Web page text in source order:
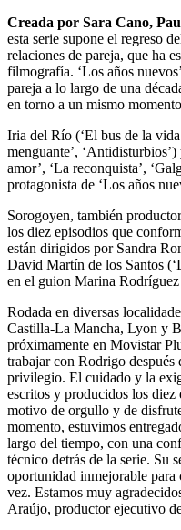
Creada por Sara Cano,
esta serie supone el regreso
relaciones de pareja, que ha
filmografía. ‘Los años
pareja a lo largo de una
en torno a un mismo
Iria del Río (‘El bus de la
menguante’,
amor’, ‘La reconquista’,
protagonista de ‘Los años
Sorogoyen, también
los diez episodios que
están dirigidos por Sandra
David Martín de los Santos
en el guion Marina
Rodada en diversas
Castilla-La Mancha, Lyon y
próximamente en Movistar
trabajar con Rodrigo después
privilegio. El cuidado y la
escritos y producidos los diez
motivo de orgullo y de
momento, estuvimos
largo del tiempo, con una
técnico detrás de la serie. Su
oportunidad inmejorable
vez. Estamos muy
Araújo, productor ejecutivo